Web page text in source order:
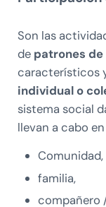
Son las
de patrones
característicos
individual o
sistema social
llevan a cabo
Comunidad,
familia,
compañero